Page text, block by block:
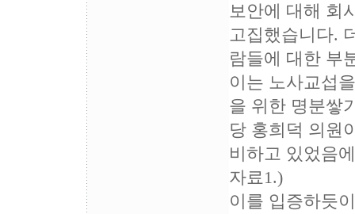
보안에 대해 회
고집했습니다.
람들에 대한 부
이는 노사교섭
을 위한 명분쌓
당 홍희덕 의원
비하고 있었음
자료1.)
이를 입증하듯